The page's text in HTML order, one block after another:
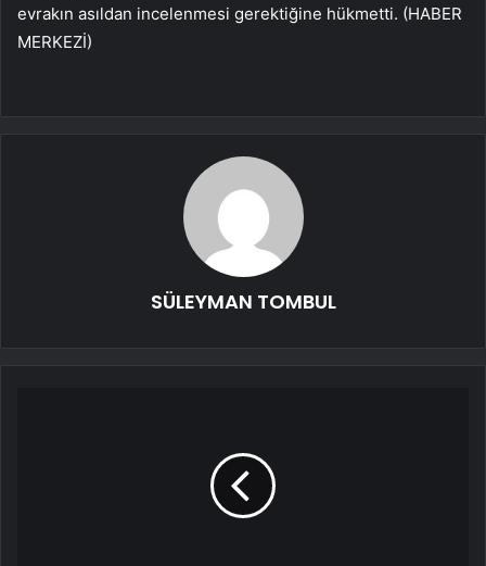
evrakın asıldan incelenmesi gerektiğine hükmetti. (HABER
MERKEZİ)
SÜLEYMAN TOMBUL